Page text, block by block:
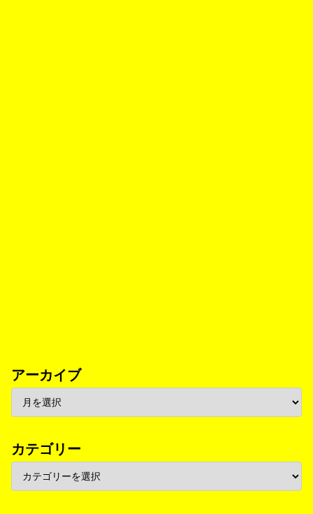
アーカイブ
カテゴリー